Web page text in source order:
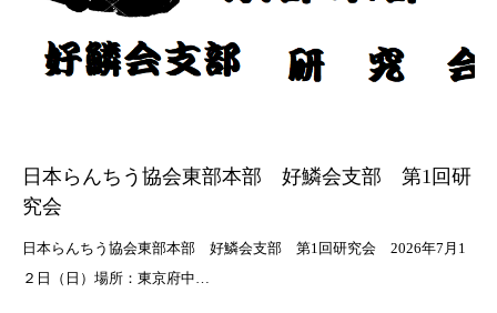
日本らんちう協会東部本部 好鱗会支部 第1回研
究会
日本らんちう協会東部本部 好鱗会支部 第1回研究会 2026年7月1
２日（日）場所：東京府中…